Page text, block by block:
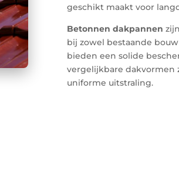
geschikt maakt voor
Betonnen dakpannen
bij zowel bestaande
bieden een solide
vergelijkbare dakvormen
uniforme uitstraling.